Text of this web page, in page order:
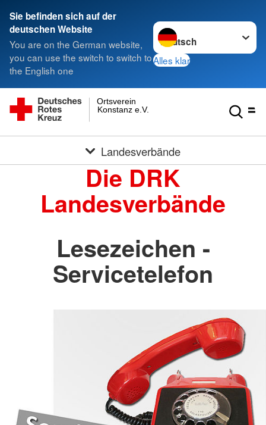
Sie befinden sich auf der
deutschen Website
You are on the German website,
you can use the switch to switch to
the English one
Sprache wechseln zu
Alles klar
Konstanz e.V.
Ortsverein
Landesverbände
Die DRK
Landesverbände
Lesezeichen -
Servicetelefon